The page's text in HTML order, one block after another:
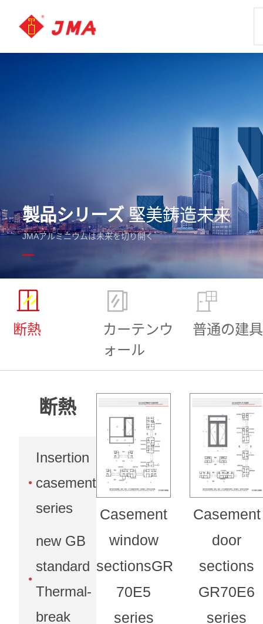
製品シリーズ堅美鋳造未来
JMAアルミニウムは未来を切り開く
断熱
カーテンウ
ォール
普通の建具
断熱
Insertion
casement
series
new GB
standard
Thermal-
break
Casement
window
sectionsGR
70E5
series
Casement
door
sections
GR70E6
series